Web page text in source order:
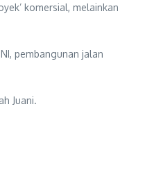
komersial, melainkan
pembangunan jalan
Juani.